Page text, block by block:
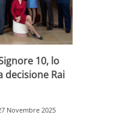
10, lo
decisione Rai
Novembre 2025